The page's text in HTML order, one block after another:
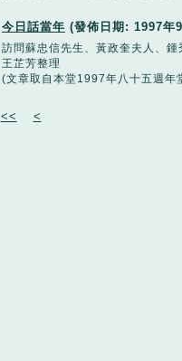
今日話當年 (發佈日期: 1997年
訪問蘇忠信先生、黃政奎夫人、
王芷芳整理
(文章取自本堂1997年八十五週年
<< <